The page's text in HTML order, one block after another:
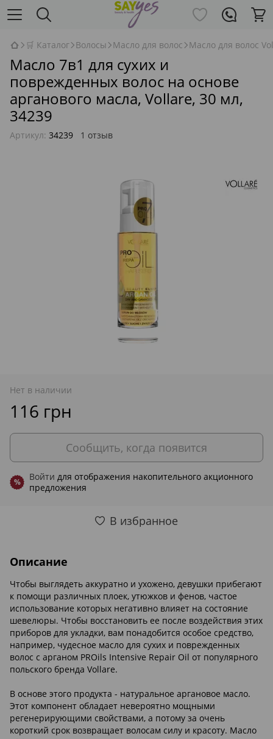
🛒 Каталог Волосы Масло для волос Масло для волос
Масло 7в1 для сухих и
поврежденных волос на основе
арганового масла, Vollare, 30 мл,
34239
Артикул: 34239 1 отзыв
Нет в наличии
116 грн
Сообщить, когда появится
% Войти для отображения накопительного акционного
предложения
В избранное
Описание
Чтобы выглядеть аккуратно и ухожено, девушки прибегают
к помощи различных плоек, утюжков и фенов, частое
использование которых негативно влияет на состояние
шевелюры. Чтобы восстановить ее после воздействия этих
приборов для укладки, вам понадобится особое средство,
например, чудесное масло для сухих и поврежденных
волос с арганом PROils Intensive Repair Oil от популярного
польского бренда Vollare.
В основе этого продукта - натуральное аргановое масло.
Этот компонент обладает невероятно мощными
регенерирующими свойствами, а потому за очень
короткий срок возвращает волосам силу и красоту. Масло